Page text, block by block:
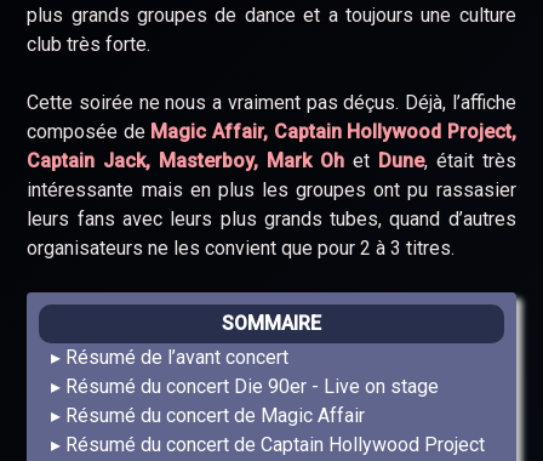
plus grands groupes de dance et a toujours une culture
club très forte.
Cette soirée ne nous a vraiment pas déçus. Déjà, l’affiche
composée de Magic Affair, Captain Hollywood Project,
Captain Jack, Masterboy, Mark Oh et Dune, était très
intéressante mais en plus les groupes ont pu rassasier
leurs fans avec leurs plus grands tubes, quand d’autres
organisateurs ne les convient que pour 2 à 3 titres.
SOMMAIRE
Résumé de l’avant concert
Résumé du concert Die 90er - Live on stage
Résumé du concert de Magic Affair
Résumé du concert de Captain Hollywood Project